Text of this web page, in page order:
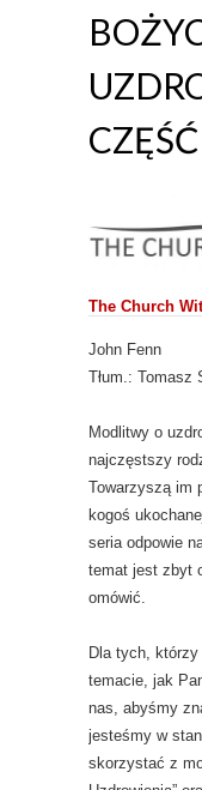
The Church
John Fenn
Tłum.: Tomasz
Modlitwy o
najczęstszy
Towarzyszą im
kogoś
seria odpowie
temat jest zbyt
omówić.
Dla tych,
temacie, jak
nas, abyśmy
jesteśmy w
skorzystać z